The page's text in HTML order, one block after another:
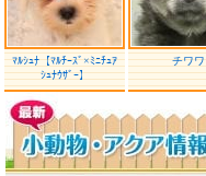
ﾏﾙｼｭﾅ【ﾏﾙﾁｰｽﾞ×ﾐﾆﾁｭｱ
ｼｭﾅｳｻﾞｰ】
チワワ